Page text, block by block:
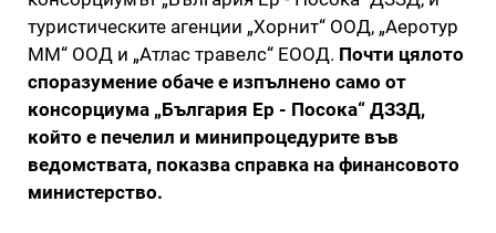
туристическите агенции „Хорнит“ ООД, „Аеротур
ММ“ ООД и „Атлас травелс“ ЕООД. Почти цялото
споразумение обаче е изпълнено само от
консорциума „България Ер - Посока“ ДЗЗД,
който е печелил и минипроцедурите във
ведомствата, показва справка на финансовото
министерство.